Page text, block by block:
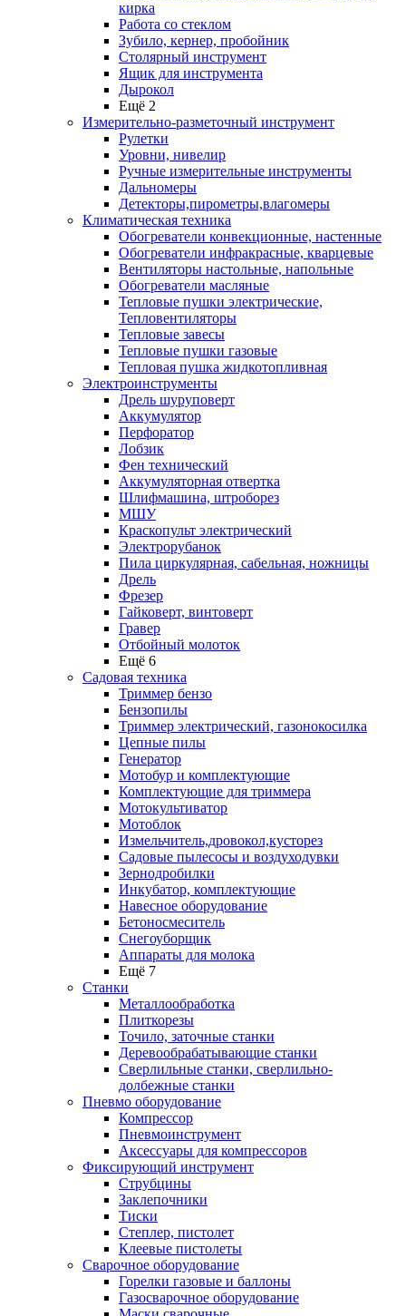
кирка
Работа со стеклом
Зубило, кернер, пробойник
Столярный инструмент
Ящик для инструмента
Дырокол
Ещё 2
Измерительно-разметочный инструмент
Рулетки
Уровни, нивелир
Ручные измерительные инструменты
Дальномеры
Детекторы,пирометры,влагомеры
Климатическая техника
Обогреватели конвекционные, настенные
Обогреватели инфракрасные, кварцевые
Вентиляторы настольные, напольные
Обогреватели масляные
Тепловые пушки электрические,
Тепловентиляторы
Тепловые завесы
Тепловые пушки газовые
Тепловая пушка жидкотопливная
Электроинструменты
Дрель шуруповерт
Аккумулятор
Перфоратор
Лобзик
Фен технический
Аккумуляторная отвертка
Шлифмашина, штроборез
МШУ
Краскопульт электрический
Электрорубанок
Пила циркулярная, сабельная, ножницы
Дрель
Фрезер
Гайковерт, винтоверт
Гравер
Отбойный молоток
Ещё 6
Садовая техника
Триммер бензо
Бензопилы
Триммер электрический, газонокосилка
Цепные пилы
Генератор
Мотобур и комплектующие
Комплектующие для триммера
Мотокультиватор
Мотоблок
Измельчитель,дровокол,кусторез
Садовые пылесосы и воздуходувки
Зернодробилки
Инкубатор, комплектующие
Навесное оборудование
Бетоносмеситель
Снегоуборщик
Аппараты для молока
Ещё 7
Станки
Металлообработка
Плиткорезы
Точило, заточные станки
Деревообрабатывающие станки
Сверлильные станки, сверлильно-
долбежные станки
Пневмо оборудование
Компрессор
Пневмоинструмент
Аксессуары для компрессоров
Фиксирующий инструмент
Струбцины
Заклепочники
Тиски
Степлер, пистолет
Клеевые пистолеты
Сварочное оборудование
Горелки газовые и баллоны
Газосварочное оборудование